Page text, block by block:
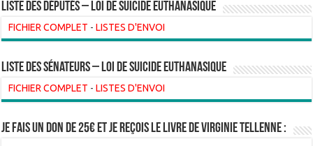
Liste des Députés – Loi de suicide euthanasique
FICHIER COMPLET -LISTES D'ENVOI
liste des sénateurs – loi de suicide euthanasique
FICHIER COMPLET -LISTES D'ENVOI
Je fais un don de 25€ et je reçois le livre de Virginie Tellenne :